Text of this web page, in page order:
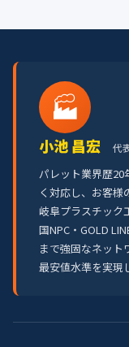
🏭
小池 昌宏 代
パレット業界歴20
く対応し、お客様
岐阜プラスチック
国NPC・GOLD
まで強固なネット
最安値水準を実現